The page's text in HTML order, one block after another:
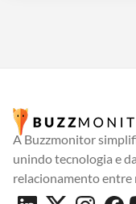
A Buzzmonitor
unindo tecnologia e
relacionamento entre